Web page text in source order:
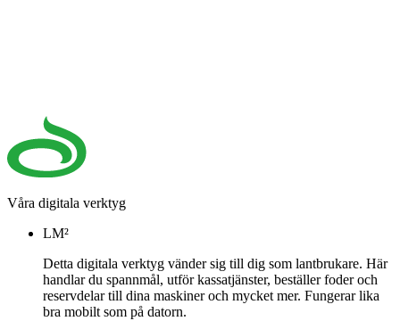
Våra digitala verktyg
LM²
Detta digitala verktyg vänder sig till dig som lantbrukare. Här
handlar du spannmål, utför kassatjänster, beställer foder och
reservdelar till dina maskiner och mycket mer. Fungerar lika
bra mobilt som på datorn.